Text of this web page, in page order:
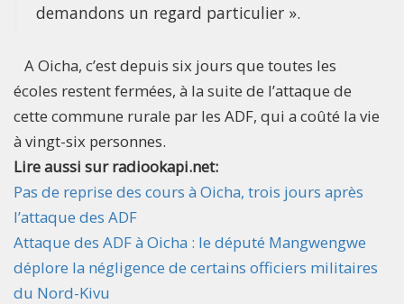
demandons un regard particulier ».
A Oicha, c’est depuis six jours que toutes les
écoles restent fermées, à la suite de l’attaque de
cette commune rurale par les ADF, qui a coûté la vie
à vingt-six personnes.
Lire aussi sur radiookapi.net:
Pas de reprise des cours à Oicha, trois jours après
l’attaque des ADF
Attaque des ADF à Oicha : le député Mangwengwe
déplore la négligence de certains officiers militaires
du Nord-Kivu